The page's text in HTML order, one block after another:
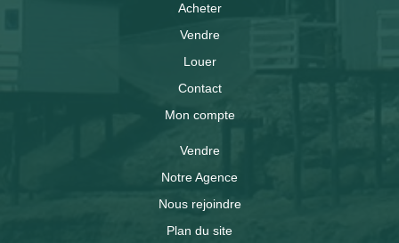
Acheter
Vendre
Louer
Contact
Mon compte
Vendre
Notre Agence
Nous rejoindre
Plan du site